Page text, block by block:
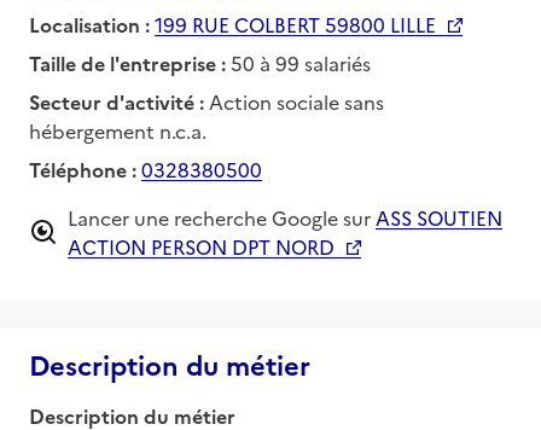
Localisation :199 RUE COLBERT 59800 LILLE
Taille de l'entreprise : 50 à 99 salariés
Secteur d'activité : Action sociale sans
hébergement n.c.a.
Téléphone :0328380500
Lancer une recherche Google sur ASS SOUTIEN
ACTION PERSON DPT NORD
Description du métier
Description du métier